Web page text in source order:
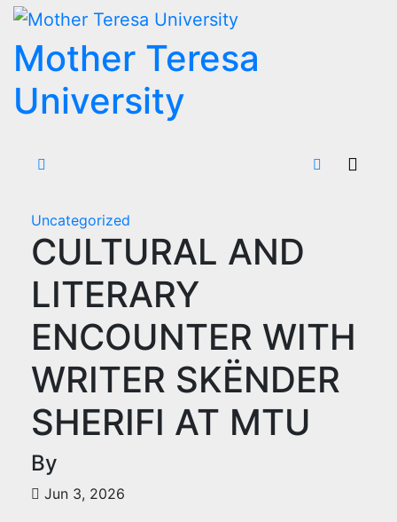
Skip
content
Mother Teresa
University
Uncategorized
CULTURAL AND
LITERARY
ENCOUNTER WITH
WRITER SKËNDER
SHERIFI AT MTU
By
Jun 3, 2026